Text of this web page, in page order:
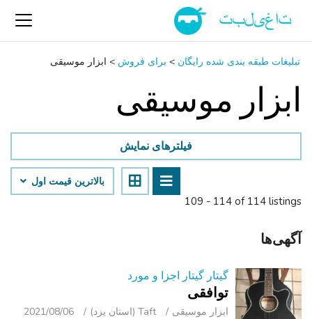
تبلیغات طبقه بندی شده رایگان > برای فروش > ابزار موسیقی
ابزار موسیقی
109 - 114 of 114 listings
فیلترهای نمایش
بالاترین قیمت اول
آگهی‌ها
گیتار گیتار اجزا و مورد
توافقی
ابزار موسیقی Taft (استان یزد) 2021/08/06